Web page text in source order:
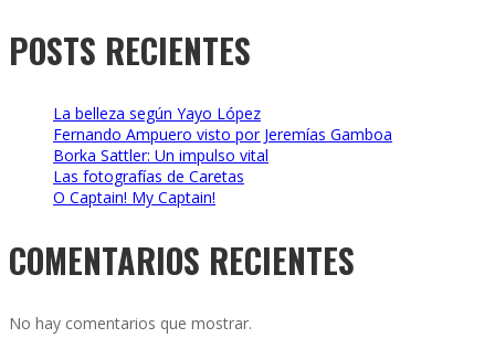
POSTS RECIENTES
La belleza según Yayo López
Fernando Ampuero visto por Jeremías Gamboa
Borka Sattler: Un impulso vital
Las fotografías de Caretas
O Captain! My Captain!
COMENTARIOS RECIENTES
No hay comentarios que mostrar.